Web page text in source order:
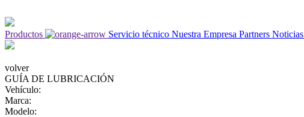
Productos Servicio técnico Nuestra Empresa Partners Noticias
volver
GUÍA DE LUBRICACIÓN
Vehículo:
Marca:
Modelo: